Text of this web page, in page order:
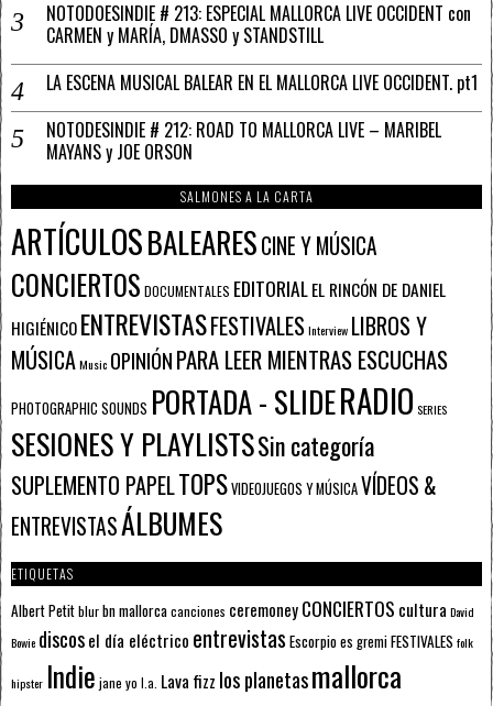
NOTODOESINDIE # 213: ESPECIAL MALLORCA LIVE OCCIDENT con
CARMEN y MARÍA, DMASSO y STANDSTILL
LA ESCENA MUSICAL BALEAR EN EL MALLORCA LIVE OCCIDENT. pt1
NOTODESINDIE # 212: ROAD TO MALLORCA LIVE – MARIBEL
MAYANS y JOE ORSON
SALMONES A LA CARTA
ARTÍCULOSBALEARESCINE Y MÚSICA
CONCIERTOS DOCUMENTALES EDITORIALEL RINCÓN DE DANIEL
HIGIÉNICOENTREVISTASFESTIVALESInterview LIBROS Y
MÚSICAMusic OPINIÓNPARA LEER MIENTRAS ESCUCHAS
PHOTOGRAPHIC SOUNDS PORTADA - SLIDERADIO SERIES
SESIONES Y PLAYLISTSSin categoría
SUPLEMENTO PAPELTOPSVIDEOJUEGOS Y MÚSICAVÍDEOS &
ENTREVISTASÁLBUMES
ETIQUETAS
Albert Petitblurbn mallorcacanciones ceremoneyCONCIERTOS cultura David
Bowie discosel día eléctrico entrevistas Escorpioes gremiFESTIVALES folk
hipster Indie jane yo l.a. Lava fizz los planetasmallorca